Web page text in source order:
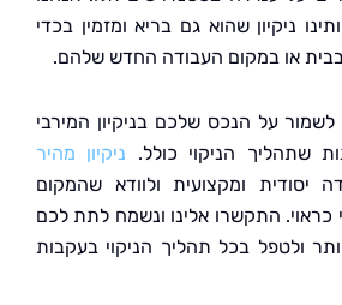
שהוא גם בריא ומזמין בכדי
במקום העבודה החדש שלהם.
הנכס שלכם בניקיון המירבי
הניקוי כולל.ניקיון מהיר
ומקצועית ולוודא שהמקום
אלינו ונשמח לתת לכם
בכל תהליך הניקוי בעקבות